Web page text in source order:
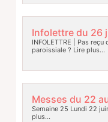
Infolettre du 26
INFOLETTRE | Pas
paroissiale ? Lire plus…
Messes du 22
Semaine 25 Lundi 22
plus…